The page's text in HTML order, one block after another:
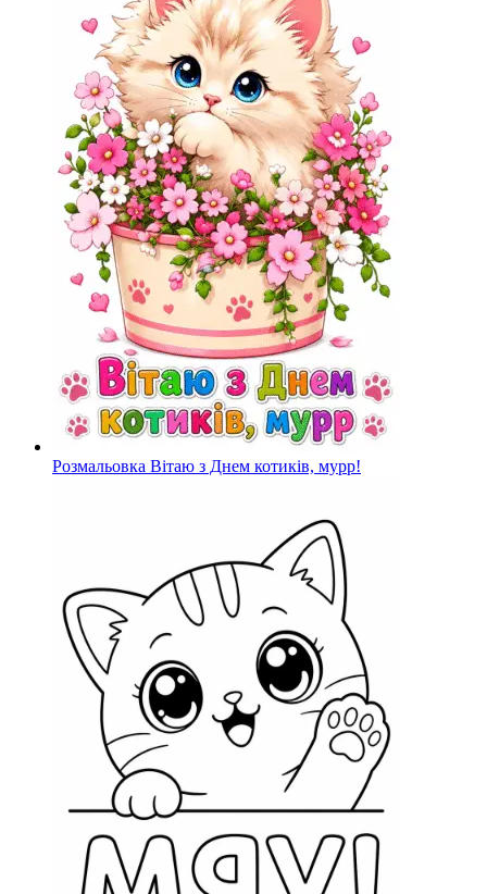
Розмальовка Вітаю з Днем котиків, мурр!